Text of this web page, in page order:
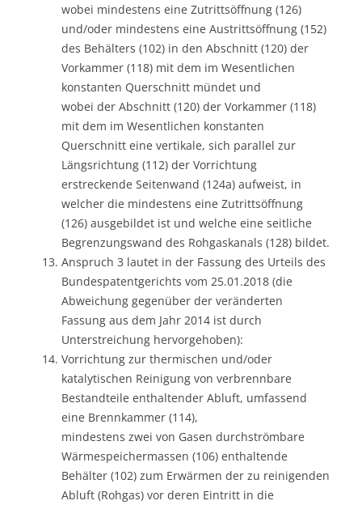
wobei mindestens eine Zutrittsöffnung (126)
und/oder mindestens eine Austrittsöffnung (152)
des Behälters (102) in den Abschnitt (120) der
Vorkammer (118) mit dem im Wesentlichen
konstanten Querschnitt mündet und
wobei der Abschnitt (120) der Vorkammer (118)
mit dem im Wesentlichen konstanten
Querschnitt eine vertikale, sich parallel zur
Längsrichtung (112) der Vorrichtung
erstreckende Seitenwand (124a) aufweist, in
welcher die mindestens eine Zutrittsöffnung
(126) ausgebildet ist und welche eine seitliche
Begrenzungswand des Rohgaskanals (128) bildet.
Anspruch 3 lautet in der Fassung des Urteils des
Bundespatentgerichts vom 25.01.2018 (die
Abweichung gegenüber der veränderten
Fassung aus dem Jahr 2014 ist durch
Unterstreichung hervorgehoben):
Vorrichtung zur thermischen und/oder
katalytischen Reinigung von verbrennbare
Bestandteile enthaltender Abluft, umfassend
eine Brennkammer (114),
mindestens zwei von Gasen durchströmbare
Wärmespeichermassen (106) enthaltende
Behälter (102) zum Erwärmen der zu reinigenden
Abluft (Rohgas) vor deren Eintritt in die